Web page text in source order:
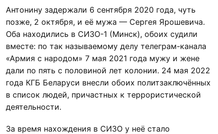
Антонину задержали 6 сентября 2020 года, чуть
позже, 2 октября, и её мужа — Сергея Ярошевича.
Оба находились в СИЗО-1 (Минск), обоих судили
вместе: по так называемому делу телеграм-канала
«Армия с народом» 7 мая 2021 года мужу и жене
дали по пять с половиной лет колонии. 24 мая 2022
года КГБ Беларуси внесли обоих политзаключённых
в список людей, причастных к террористической
деятельности.
За время нахождения в СИЗО у неё стало